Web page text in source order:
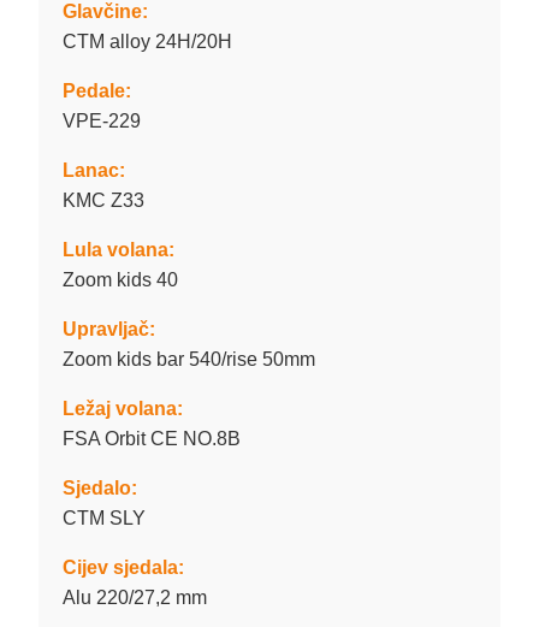
Glavčine:
CTM alloy 24H/20H
Pedale:
VPE-229
Lanac:
KMC Z33
Lula volana:
Zoom kids 40
Upravljač:
Zoom kids bar 540/rise 50mm
Ležaj volana:
FSA Orbit CE NO.8B
Sjedalo:
CTM SLY
Cijev sjedala:
Alu 220/27,2 mm